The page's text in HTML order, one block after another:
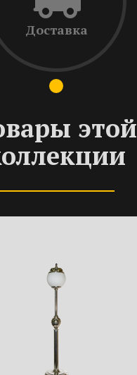
Доставка
этой